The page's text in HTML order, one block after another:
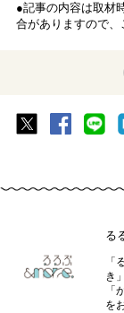
●記事の内容は取材
合がありますので、
る
「
き
「
を